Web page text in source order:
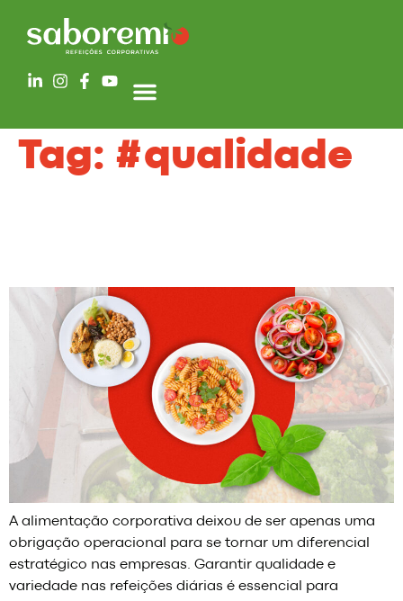
Tag: #qualidade
A alimentação corporativa deixou de ser apenas uma
obrigação operacional para se tornar um diferencial
estratégico nas empresas. Garantir qualidade e
variedade nas refeições diárias é essencial para